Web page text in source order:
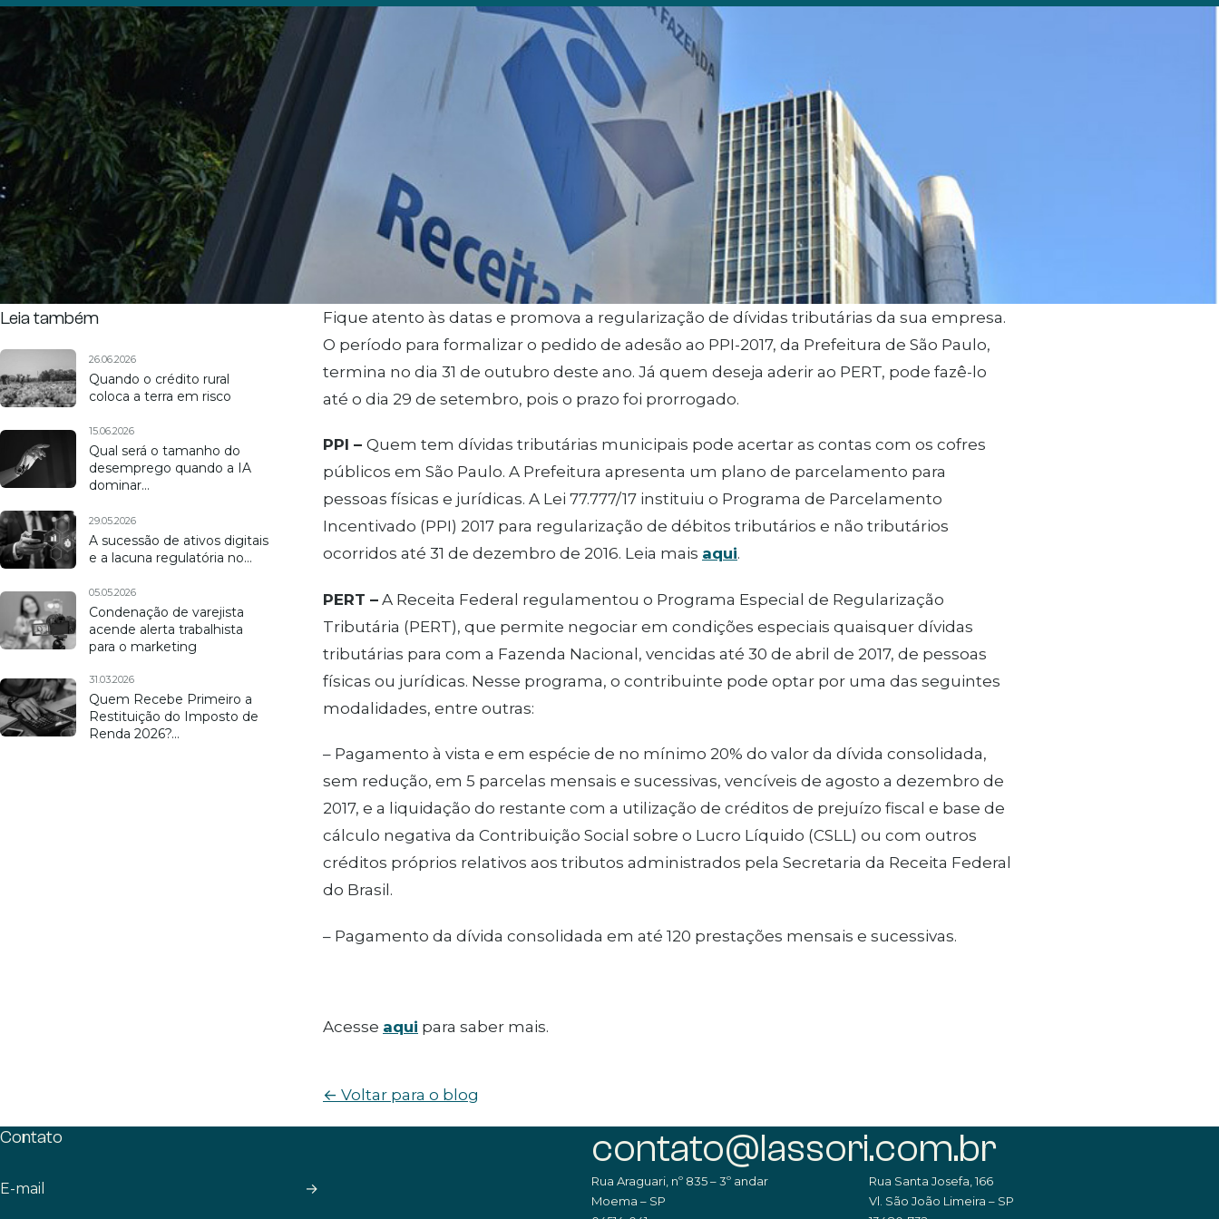
Leia também
26.06.2026
Quando o crédito rural
coloca a terra em risco
15.06.2026
Qual será o tamanho do
desemprego quando a IA
dominar…
29.05.2026
A sucessão de ativos digitais
e a lacuna regulatória no…
05.05.2026
Condenação de varejista
acende alerta trabalhista
para o marketing
31.03.2026
Quem Recebe Primeiro a
Restituição do Imposto de
Renda 2026?…
Fique atento às datas e promova a regularização de dívidas tributárias da sua empresa.
O período para formalizar o pedido de adesão ao PPI-2017, da Prefeitura de São Paulo,
termina no dia 31 de outubro deste ano. Já quem deseja aderir ao PERT, pode fazê-lo
até o dia 29 de setembro, pois o prazo foi prorrogado.
PPI – Quem tem dívidas tributárias municipais pode acertar as contas com os cofres
públicos em São Paulo. A Prefeitura apresenta um plano de parcelamento para
pessoas físicas e jurídicas. A Lei 77.777/17 instituiu o Programa de Parcelamento
Incentivado (PPI) 2017 para regularização de débitos tributários e não tributários
ocorridos até 31 de dezembro de 2016. Leia mais aqui.
PERT – A Receita Federal regulamentou o Programa Especial de Regularização
Tributária (PERT), que permite negociar em condições especiais quaisquer dívidas
tributárias para com a Fazenda Nacional, vencidas até 30 de abril de 2017, de pessoas
físicas ou jurídicas. Nesse programa, o contribuinte pode optar por uma das seguintes
modalidades, entre outras:
– Pagamento à vista e em espécie de no mínimo 20% do valor da dívida consolidada,
sem redução, em 5 parcelas mensais e sucessivas, vencíveis de agosto a dezembro de
2017, e a liquidação do restante com a utilização de créditos de prejuízo fiscal e base de
cálculo negativa da Contribuição Social sobre o Lucro Líquido (CSLL) ou com outros
créditos próprios relativos aos tributos administrados pela Secretaria da Receita Federal
do Brasil.
– Pagamento da dívida consolidada em até 120 prestações mensais e sucessivas.
Acesse aqui para saber mais.
← Voltar para o blog
Contato
→
contato@lassori.com.br
Rua Araguari, nº 835 – 3º andar
Moema – SP
Rua Santa Josefa, 166
Vl. São João Limeira – SP